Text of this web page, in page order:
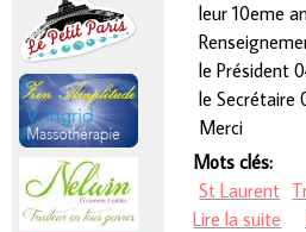
leur 10eme
le Président
le Secrétaire
Merci
Mots clés:
St Laurent
Lire la suite
a